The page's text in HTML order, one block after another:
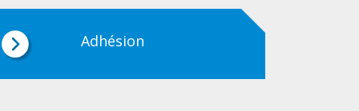
Adhésion